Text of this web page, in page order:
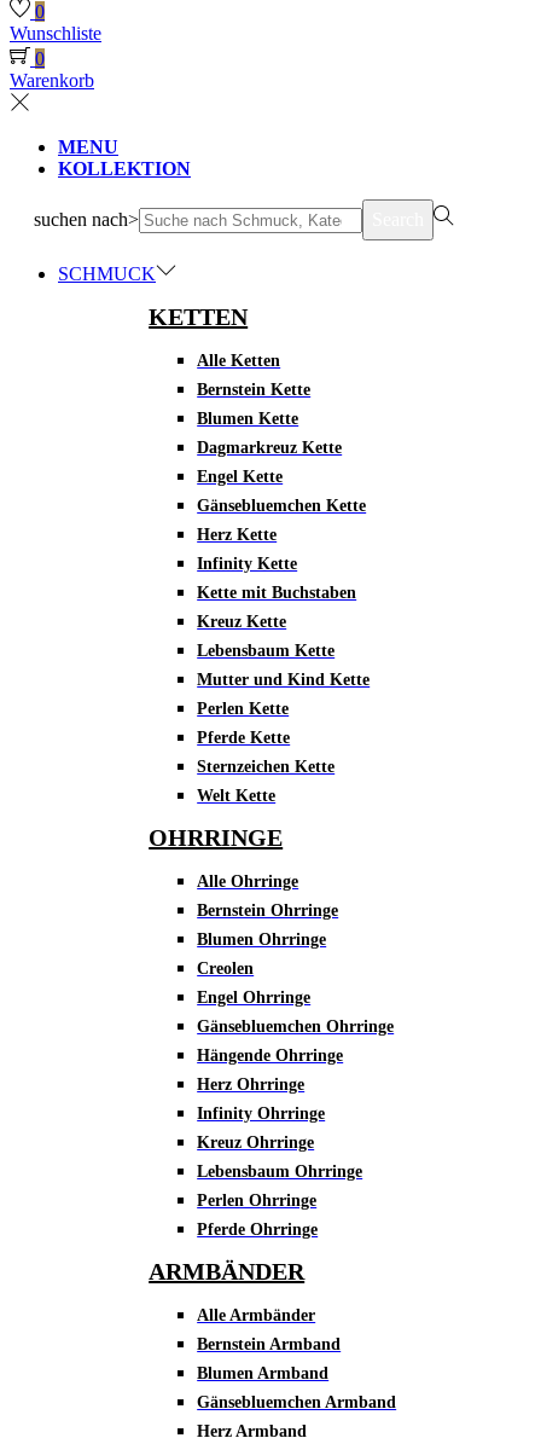
0
Wunschliste
0
Warenkorb
MENU
KOLLEKTION
suchen nach>
SCHMUCK
KETTEN
Alle Ketten
Bernstein Kette
Blumen Kette
Dagmarkreuz Kette
Engel Kette
Gänsebluemchen Kette
Herz Kette
Infinity Kette
Kette mit Buchstaben
Kreuz Kette
Lebensbaum Kette
Mutter und Kind Kette
Perlen Kette
Pferde Kette
Sternzeichen Kette
Welt Kette
OHRRINGE
Alle Ohrringe
Bernstein Ohrringe
Blumen Ohrringe
Creolen
Engel Ohrringe
Gänsebluemchen Ohrringe
Hängende Ohrringe
Herz Ohrringe
Infinity Ohrringe
Kreuz Ohrringe
Lebensbaum Ohrringe
Perlen Ohrringe
Pferde Ohrringe
ARMBÄNDER
Alle Armbänder
Bernstein Armband
Blumen Armband
Gänsebluemchen Armband
Herz Armband